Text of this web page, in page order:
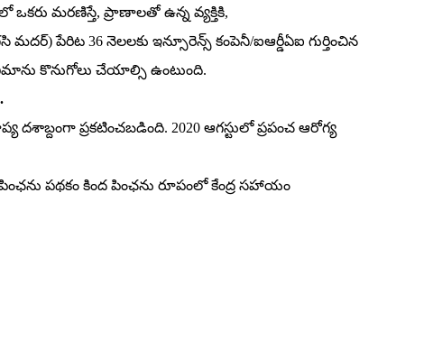
మరణిస్తే, ప్రాణాలతో ఉన్న వ్యక్తికి,
మదర్‌) పేరిట 36 నెలలకు ఇన్సూరెన్స్‌ కంపెనీ/ఐఆర్డీఏఐ గుర్తించిన
కొనుగోలు చేయాల్సి ఉంటుంది.
దశాబ్దంగా ప్రకటించబడింది. 2020 ఆగస్టులో ప్రపంచ ఆరోగ్య
పథకం కింద పింఛను రూపంలో కేంద్ర సహాయం